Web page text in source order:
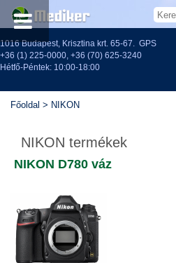
1016 Budapest, Krisztina krt. 65-67. GPS
+36 (1) 225-0000, +36 (70) 625-3240
Hétfő-Péntek: 10:00-18:00
Főoldal > NIKON
NIKON termékek
NIKON D780 váz